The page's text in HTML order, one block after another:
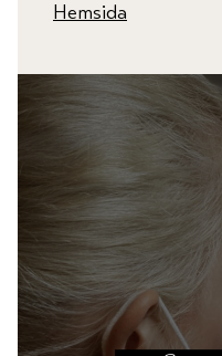
Hemsida